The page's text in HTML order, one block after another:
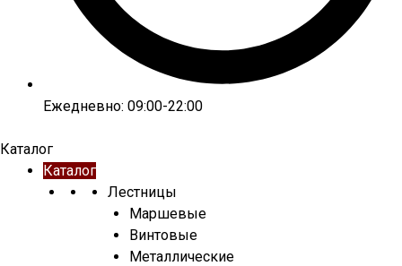
Ежедневно: 09:00-22:00
Каталог
Каталог
Лестницы
Маршевые
Винтовые
Металлические